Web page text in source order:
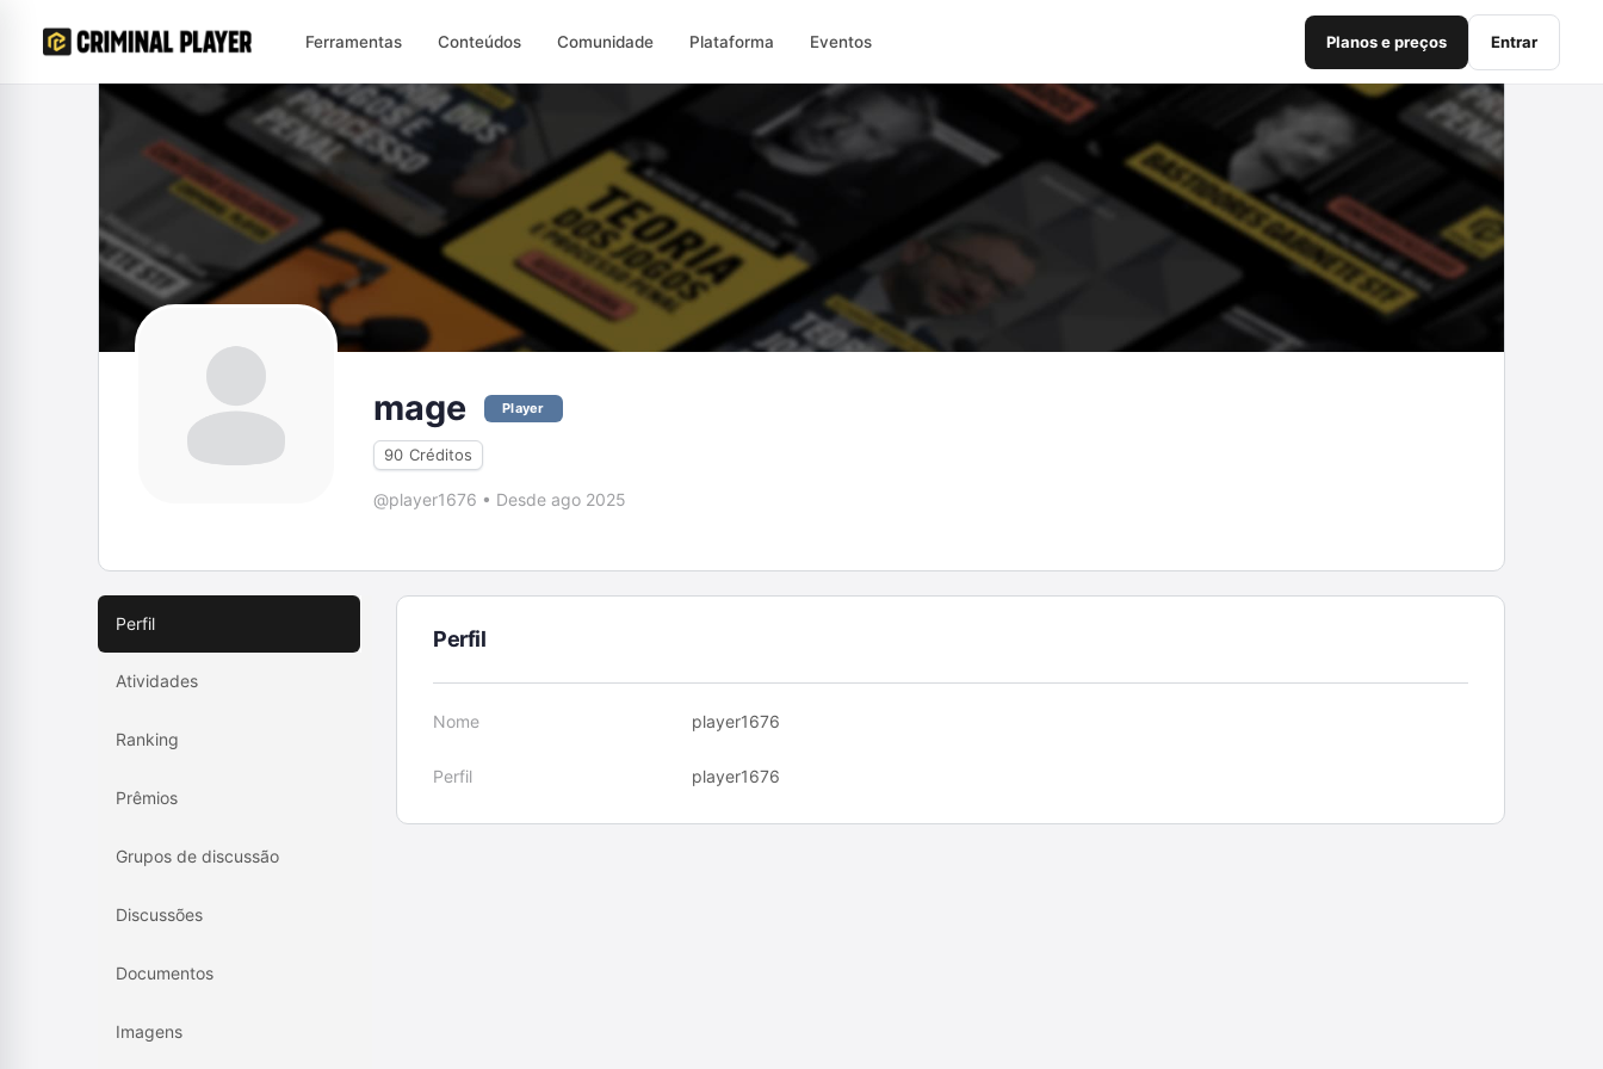
Ferramentas Conteúdos Comunidade Plataforma Eventos Planos e preços Entrar
mage Player
90 Créditos
@player1676 • Desde ago 2025
Perfil
Atividades
Ranking
Prêmios
Grupos de discussão
Discussões
Documentos
Imagens
Perfil
Nome player1676
Perfil player1676